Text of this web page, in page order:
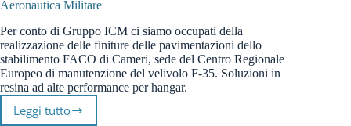
Aeronautica Militare
Per conto di Gruppo ICM ci siamo occupati della
realizzazione delle finiture delle pavimentazioni dello
stabilimento FACO di Cameri, sede del Centro Regionale
Europeo di manutenzione del velivolo F-35. Soluzioni in
resina ad alte performance per hangar.
Leggi tuttoPavimenti